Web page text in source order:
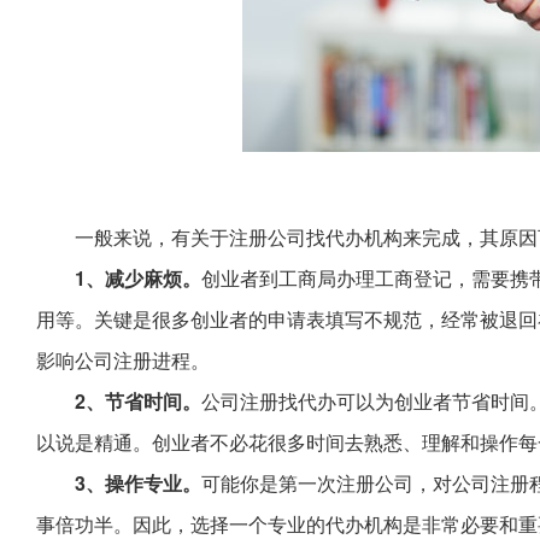
一般来说，有关于注册公司找代办机构来完成，其原
1、减少麻烦。 创业者到工商局办理工商登记，需要
用等。关键是很多创业者的申请表填写不规范，经常被退
影响公司注册进程。
2、节省时间。 公司注册找代办可以为创业者节省时
以说是精通。创业者不必花很多时间去熟悉、理解和操作
3、操作专业。 可能你是第一次注册公司，对公司注
事倍功半。因此，选择一个专业的代办机构是非常必要和